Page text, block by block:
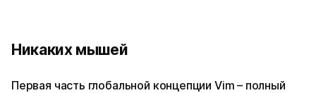
Никаких мышей
Первая часть глобальной концепции Vim – полный